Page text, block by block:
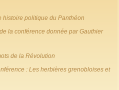
histoire politique du Panthéon
la conférence donnée par Gauthier
de la Révolution
: Les herbières grenobloises et